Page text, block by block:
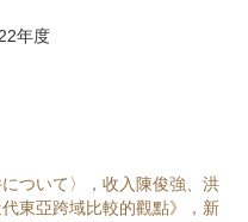
年度
ついて〉，收入陳俊強、洪
東亞跨域比較的觀點》，新